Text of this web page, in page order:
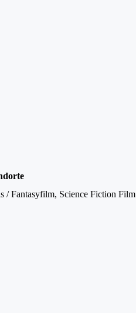
/ Fantasyfilm, Science Fiction Film